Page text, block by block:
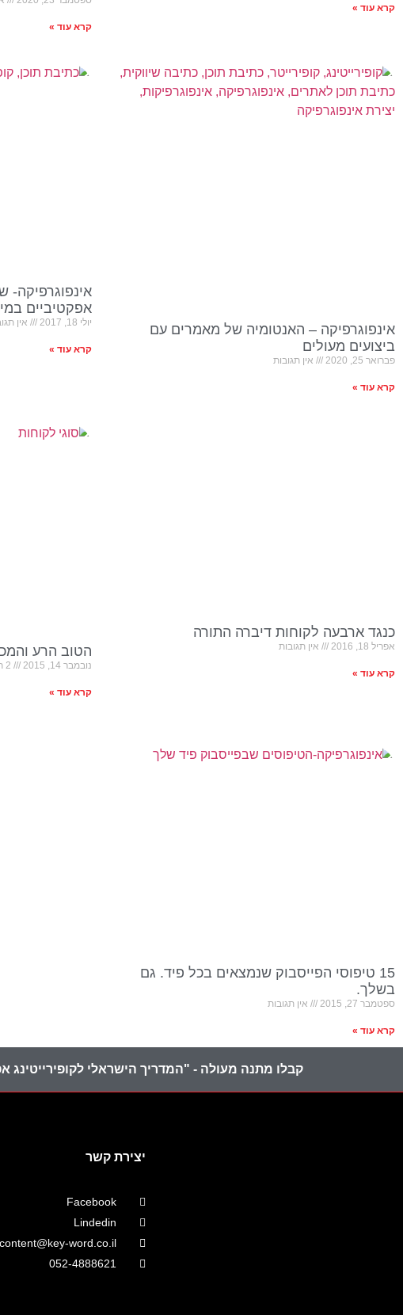
קרא עוד »
קרא עוד »
אינפוגרפיקה – האנטומיה של מאמרים עם
ביצועים מעולים
פברואר 25, 2020 אין תגובות
קרא עוד »
אינפוגרפיקה-
אפקטיביים
יולי 18, 2017 אין
קרא עוד »
כנגד ארבעה לקוחות דיברה התורה
אפריל 18, 2016 אין תגובות
קרא עוד »
הטוב הרע
נובמבר 14, 2015
קרא עוד »
15 טיפוסי הפייסבוק שנמצאים בכל פיד. גם
בשלך.
ספטמבר 27, 2015 אין תגובות
קרא עוד »
קבלו מתנה מעולה - "המדריך הישראלי לקופירייטינג
יצירת קשר
Facebook
Lindedin
content@key-word.co.il
052-4888621